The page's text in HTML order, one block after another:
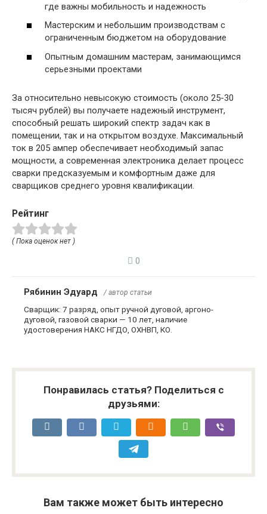
где важны мобильность и надежность
Мастерским и небольшим производствам с
ограниченным бюджетом на оборудование
Опытным домашним мастерам, занимающимся
серьезными проектами
За относительно невысокую стоимость (около 25-30
тысяч рублей) вы получаете надежный инструмент,
способный решать широкий спектр задач как в
помещении, так и на открытом воздухе. Максимальный
ток в 205 ампер обеспечивает необходимый запас
мощности, а современная электроника делает процесс
сварки предсказуемым и комфортным даже для
сварщиков среднего уровня квалификации.
Рейтинг
( Пока оценок нет )
0
Рябинин Эдуард / автор статьи
Сварщик: 7 разряд, опыт ручной дуговой, аргоно-
дуговой, газовой сварки — 10 лет, наличие
удостоверения НАКС НГДО, ОХНВП, КО.
Понравилась статья? Поделиться с
друзьями:
Вам также может быть интересно